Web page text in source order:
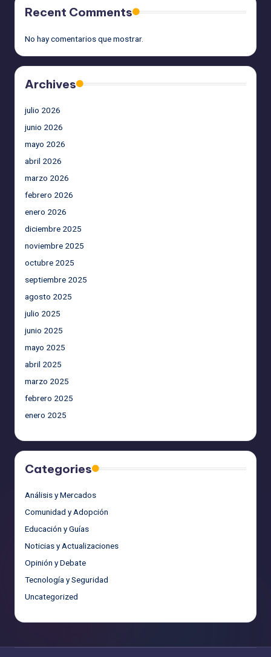
Recent Comments
No hay comentarios que mostrar.
Archives
julio 2026
junio 2026
mayo 2026
abril 2026
marzo 2026
febrero 2026
enero 2026
diciembre 2025
noviembre 2025
octubre 2025
septiembre 2025
agosto 2025
julio 2025
junio 2025
mayo 2025
abril 2025
marzo 2025
febrero 2025
enero 2025
Categories
Análisis y Mercados
Comunidad y Adopción
Educación y Guías
Noticias y Actualizaciones
Opinión y Debate
Tecnología y Seguridad
Uncategorized